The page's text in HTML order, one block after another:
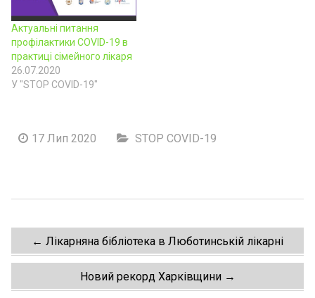
31 або заходьте на
сайт https://StopCovid19.kh
.ua На гарячій лінії "Центр
допомоги STOP COVID-19.
Харківська область"
працюють оператори з
інвалідністю. Вони на
Актуальні питання
профілактики COVID-19 в
практиці сімейного лікаря
26.07.2020
У "STOP COVID-19"
17 Лип 2020 STOP COVID-19
Post
navigation
← Лікарняна бібліотека в Люботинській лікарні
Новий рекорд Харківщини →